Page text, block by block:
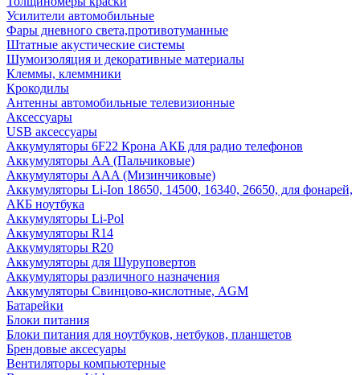
Усилители автомобильные
Фары дневного света,противотуманные
Штатные акустические системы
Шумоизоляция и декоративные материалы
Клеммы, клеммники
Крокодилы
Антенны автомобильные телевизионные
Аксессуары
USB аксессуары
Аккумуляторы 6F22 Крона АКБ для радио телефонов
Аккумуляторы AA (Пальчиковые)
Аккумуляторы AAA (Мизинчиковые)
Аккумуляторы Li-Ion 18650, 14500, 16340, 26650, для фонарей,
АКБ ноутбука
Аккумуляторы Li-Pol
Аккумуляторы R14
Аккумуляторы R20
Аккумуляторы для Шуруповертов
Аккумуляторы различного назначения
Аккумуляторы Свинцово-кислотные, AGM
Батарейки
Блоки питания
Блоки питания для ноутбуков, нетбуков, планшетов
Брендовые аксесуары
Вентиляторы компьютерные